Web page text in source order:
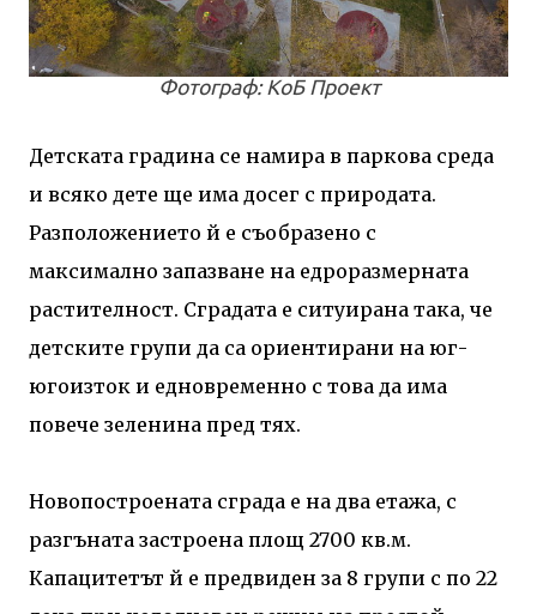
Фотограф: КоБ Проект
Детската градина се намира в паркова среда
и всяко дете ще има досег с природата.
Разположението й е съобразено с
максимално запазване на едроразмерната
растителност. Сградата е ситуирана така, че
детските групи да са ориентирани на юг-
югоизток и едновременно с това да има
повече зеленина пред тях.
Новопостроената сграда е на два етажа, с
разгъната застроена площ 2700 кв.м.
Капацитетът й е предвиден за 8 групи с по 22